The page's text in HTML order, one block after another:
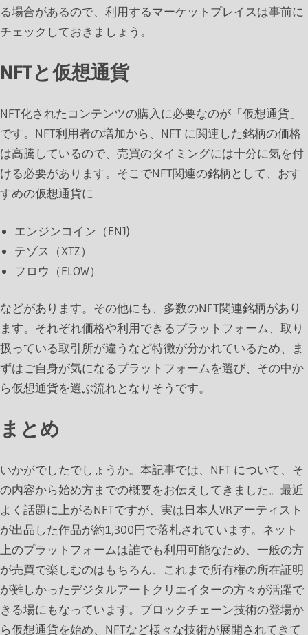
る場合があるので、利用するマーケットプレイスは事前に
チェックしておきましょう。
NFTと仮想通貨
NFT化されたコンテンツの購入に必要なのが「仮想通貨」
です。NFT利用者の増加から、NFT に関連した銘柄の価格
は高騰しているので、売買のタイミングには十分に気を付
ける必要があります。そこでNFT関連の銘柄として、おす
すめの仮想通貨に
エンジンコイン（ENJ)
テゾス（XTZ）
フロウ（FLOW）
などがあります。その他にも、多数のNFT関連銘柄があり
ます。それぞれ価格や利用できるプラットフォーム、取り
扱っている取引所が違うなど特徴が分かれているため、ま
ずはご自身が気になるプラットフォームを選び、その中か
ら仮想通貨を選ぶ流れとなりそうです。
まとめ
いかがでしたでしょうか。本記事では、NFT について、そ
の内容から始め方までの概要をお伝えしてきました。最近
よく話題に上がるNFTですが、実は日本人VRアーティスト
が出品した作品が約1,300円で落札されています。ネット
上のプラットフォームは誰でも利用可能なため、一般の方
が売買で楽しむのはもちろん、これまで所有権の所在証明
が難しかったデジタルアートクリエイターの方々が活躍で
きる場にもなっています。ブロックチェーン技術の登場か
ら仮想通貨を始め、NFTなど様々な技術が展開されてきて